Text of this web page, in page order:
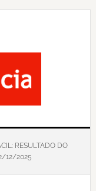
RESULTADO DO
12/2025